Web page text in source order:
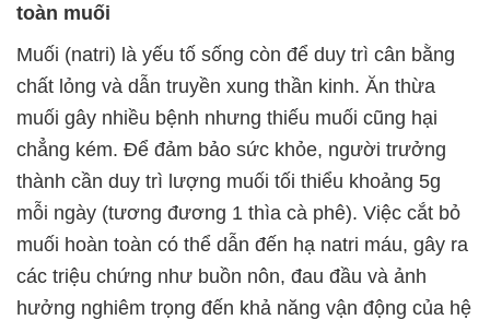
toàn muối
Muối (natri) là yếu tố sống còn để duy trì cân bằng
chất lỏng và dẫn truyền xung thần kinh. Ăn thừa
muối gây nhiều bệnh nhưng thiếu muối cũng hại
chẳng kém. Để đảm bảo sức khỏe, người trưởng
thành cần duy trì lượng muối tối thiểu khoảng 5g
mỗi ngày (tương đương 1 thìa cà phê). Việc cắt bỏ
muối hoàn toàn có thể dẫn đến hạ natri máu, gây ra
các triệu chứng như buồn nôn, đau đầu và ảnh
hưởng nghiêm trọng đến khả năng vận động của hệ